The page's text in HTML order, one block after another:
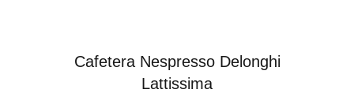
Cafetera Nespresso Delonghi
Lattissima